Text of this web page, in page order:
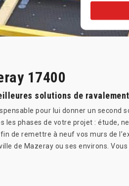
17400
solutions de
pour lui donner un second
les phases de votre projet : étude,
de remettre à neuf vos murs de
de Mazeray ou ses environs.